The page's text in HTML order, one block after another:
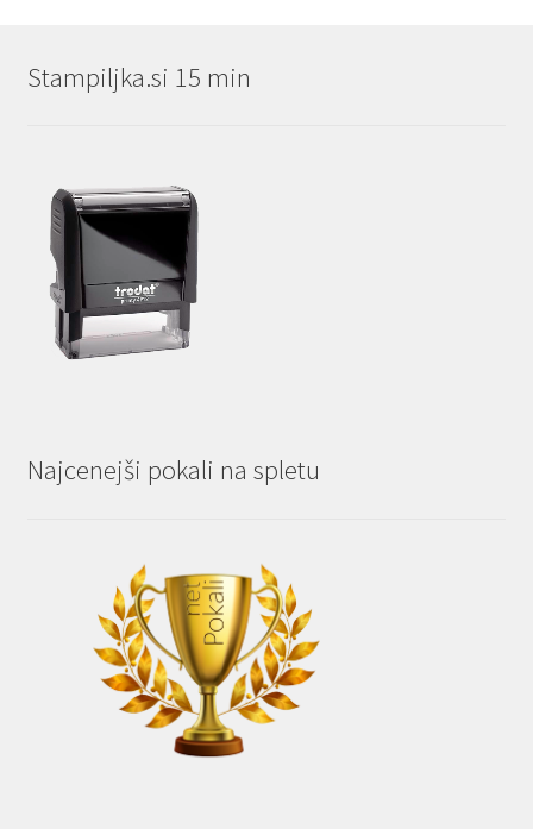
Stampiljka.si 15 min
Najcenejši pokali na spletu